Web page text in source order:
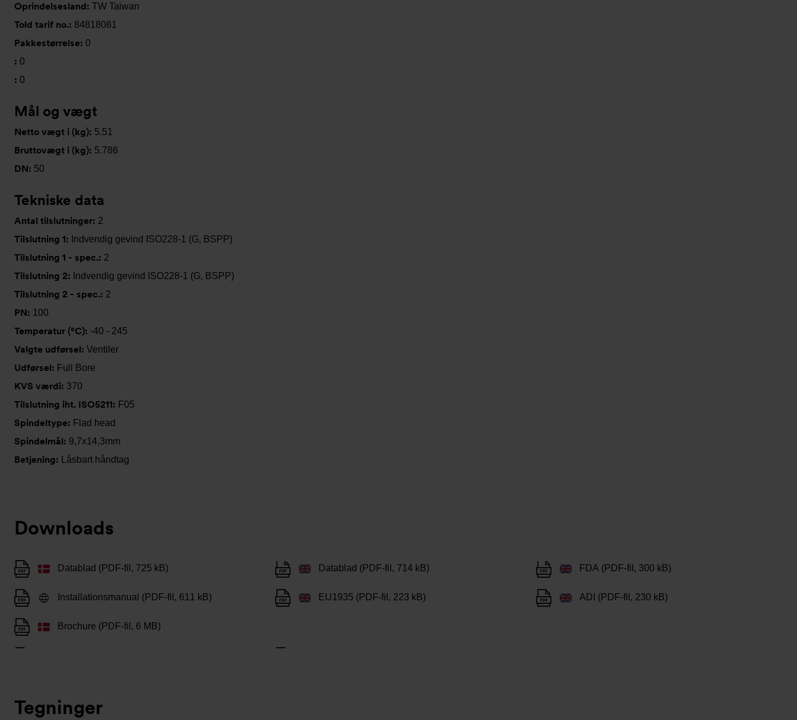
Oprindelsesland: TW Taiwan
Told tarif no.: 84818081
Pakkestørrelse: 0
: 0
: 0
Mål og vægt
Netto vægt i (kg): 5.51
Bruttovægt i (kg): 5.786
DN: 50
Tekniske data
Antal tilslutninger: 2
Tilslutning 1: Indvendig gevind ISO228-1 (G, BSPP)
Tilslutning 1 - spec.: 2
Tilslutning 2: Indvendig gevind ISO228-1 (G, BSPP)
Tilslutning 2 - spec.: 2
PN: 100
Temperatur (°C): -40 - 245
Valgte udførsel: Ventiler
Udførsel: Full Bore
KVS værdi: 370
Tilslutning iht. ISO5211: F05
Spindeltype: Flad head
Spindelmål: 9,7x14,3mm
Betjening: Låsbart håndtag
Downloads
Datablad (PDF-fil, 725 kB)
Installationsmanual (PDF-fil, 611 kB)
Brochure (PDF-fil, 6 MB)
Datablad (PDF-fil, 714 kB)
EU1935 (PDF-fil, 223 kB)
FDA (PDF-fil, 300 kB)
ADI (PDF-fil, 230 kB)
Tegninger